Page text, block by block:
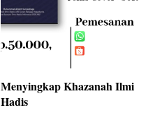
Menyingkap Khazanah Ilmi
Hadis